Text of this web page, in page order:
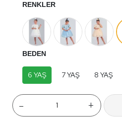
RENKLER
BEDEN
6 YAŞ 7 YAŞ 8 YAŞ
- +